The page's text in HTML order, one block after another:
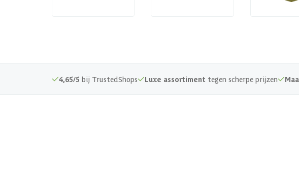
4,65/5 bij TrustedShops Luxe assortiment tegen scherpe prijzen